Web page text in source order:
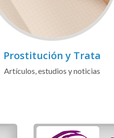
Prostitución y Trata
Artículos, estudios y noticias